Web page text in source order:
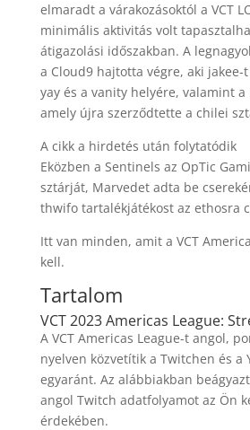
elmaradt a várakozásoktól a VCT
minimális aktivitás volt
átigazolási időszakban. A
a Cloud9 hajtotta végre, aki
yay és a vanity helyére, valamint a
amely újra szerződtette a chilei
A cikk a hirdetés után folytatódik
Eközben a Sentinels az OpTic
sztárját, Marvedet adta be
thwifo tartalékjátékost az ethosra
Itt van minden, amit a VCT
kell.
Tartalom
VCT 2023 Americas League:
A VCT Americas League-t angol,
nyelven közvetítik a Twitchen és a
egyaránt. Az alábbiakban
angol Twitch adatfolyamot az Ön
érdekében.